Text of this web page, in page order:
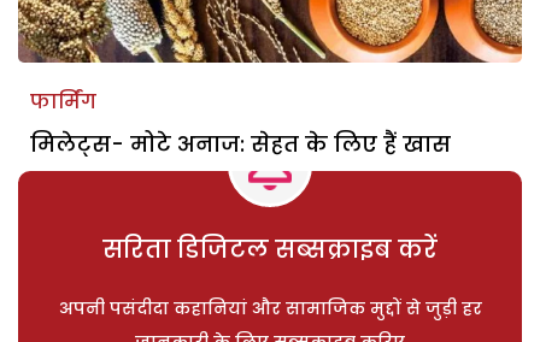
फार्मिंग
मिलेट्स- मोटे अनाज: सेहत के लिए हैं खास
सरिता डिजिटल सब्सक्राइब करें
अपनी पसंदीदा कहानियां और सामाजिक मुद्दों से जुड़ी हर